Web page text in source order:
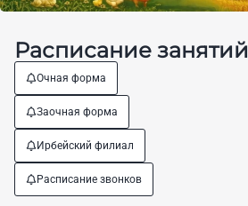
Расписание занятий
Очная форма
Заочная форма
Ирбейский филиал
Расписание звонков